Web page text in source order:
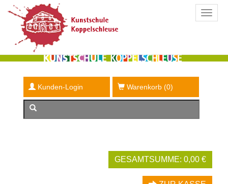
Kunden-Login Warenkorb (0)
GESAMTSUMME: 0,00 €